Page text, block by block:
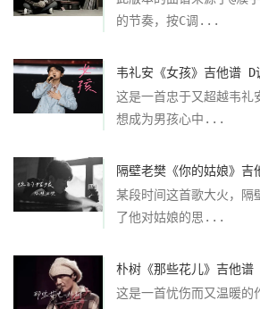
的节奏，按C调...
韦礼安《女孩》吉他谱 D
这是一首忠于又超越韦礼
想成为男孩心中...
隔壁老樊《你的姑娘》
某段时间这首歌大火，隔
了他对姑娘的思...
朴树《那些花儿》吉他谱
这是一首忧伤而又温暖的